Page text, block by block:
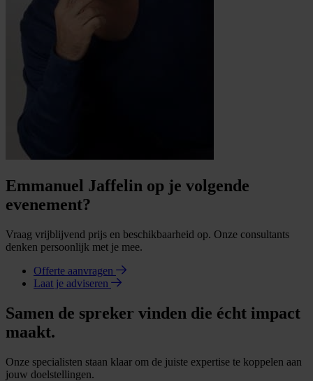
Emmanuel Jaffelin op je volgende
evenement?
Vraag vrijblijvend prijs en beschikbaarheid op. Onze consultants
denken persoonlijk met je mee.
Offerte aanvragen
Laat je adviseren
Samen de spreker vinden die écht impact
maakt.
Onze specialisten staan klaar om de juiste expertise te koppelen aan
jouw doelstellingen.